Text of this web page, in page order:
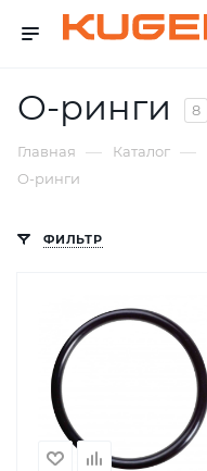
O-ринги 8
Главная — Каталог —
O-ринги
ФИЛЬТР